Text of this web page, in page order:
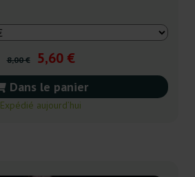
8,00 € 5,60 €
Dans le panier
Expédié aujourd’hui